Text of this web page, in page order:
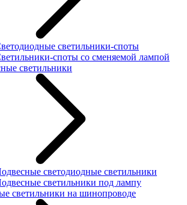
светильники-споты
споты со сменяемой лампой
светильники
светодиодные светильники
светильники под лампу
светильники на шинопроводе